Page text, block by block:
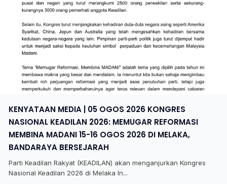
KENYATAAN MEDIA | 05 OGOS 2026 KONGRES
NASIONAL KEADILAN 2026: MEMUGAR REFORMASI
MEMBINA MADANI 15-16 OGOS 2026 DI MELAKA,
BANDARAYA BERSEJARAH
Parti Keadilan Rakyat (KEADILAN) akan menganjurkan Kongres
Nasional Keadilan 2026 di Melaka In...